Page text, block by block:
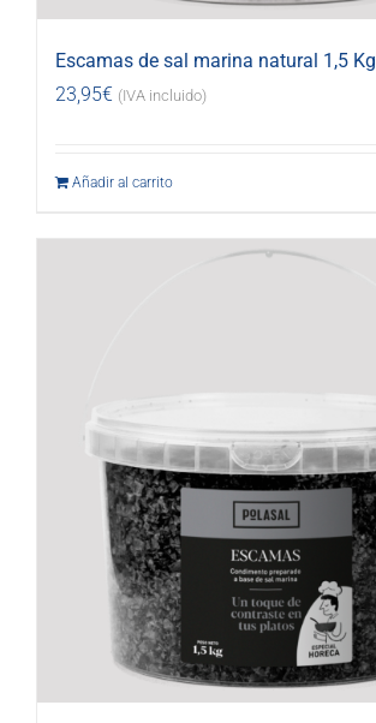
Escamas de sal marina natural 1,5 Kg
23,95€ (IVA incluido)
Añadir al carrito